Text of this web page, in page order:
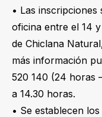
• Las
oficina entre el 14
de Chiclana
más información
520 140 (24 horas
a 14.30 horas.
• Se establecen